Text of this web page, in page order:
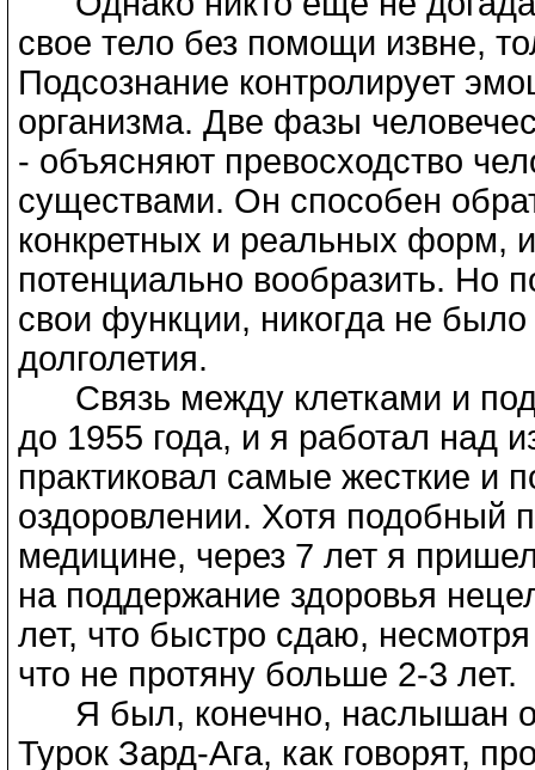
свое тело без помощи извне,
Подсознание контролирует
организма. Две фазы
- объясняют превосходство
существами. Он способен
конкретных и реальных форм,
потенциально вообразить. Но
свои функции, никогда не
долголетия.
Связь между клетками и
до 1955 года, и я работал над
практиковал самые жесткие и
оздоровлении. Хотя подобный
медицине, через 7 лет я
на поддержание здоровья
лет, что быстро сдаю,
что не протяну больше 2-3 лет.
Я был, конечно, наслышан о
Турок Зард-Ага, как говорят,